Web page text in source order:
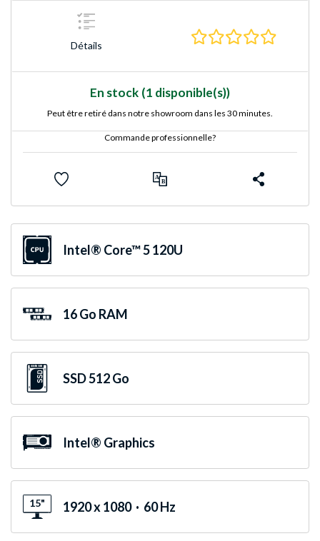
Détails
En stock (1 disponible(s))
Peut être retiré dans notre showroom dans les 30 minutes.
Commande professionnelle?
Intel® Core™ 5 120U
16 Go RAM
SSD 512 Go
Intel® Graphics
15" 1920 x 1080 · 60 Hz